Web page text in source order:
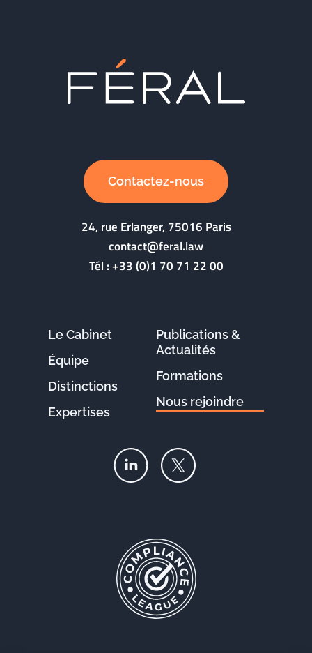
Contactez-nous
24, rue Erlanger, 75016 Paris
contact@feral.law
Tél :+33 (0)1 70 71 22 00
Le Cabinet
Équipe
Distinctions
Expertises
Publications &
Actualités
Formations
Nous rejoindre